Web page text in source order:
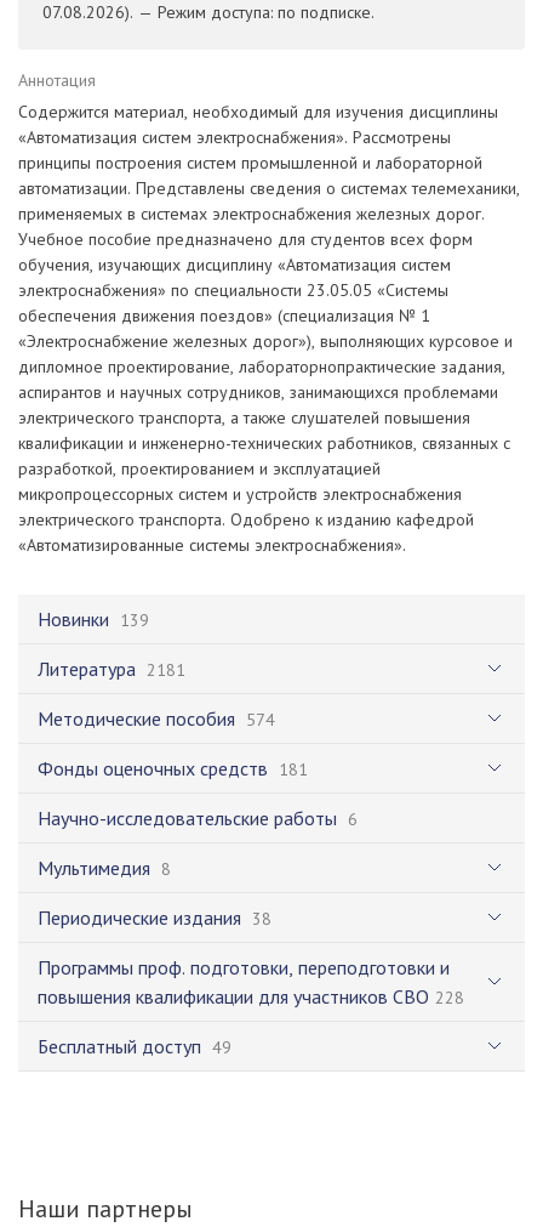
Новинки 139
Литература 2181
Методические пособия 574
Фонды оценочных средств 181
Научно-исследовательские работы 6
Мультимедия 8
Периодические издания 38
Программы проф. подготовки, переподготовки и
повышения квалификации для участников СВО 228
Бесплатный доступ 49
07.08.2026). — Режим доступа: по подписке.
Аннотация
Содержится материал, необходимый для изучения дисциплины
«Автоматизация систем электроснабжения». Рассмотрены
принципы построения систем промышленной и лабораторной
автоматизации. Представлены сведения о системах телемеханики,
применяемых в системах электроснабжения железных дорог.
Учебное пособие предназначено для студентов всех форм
обучения, изучающих дисциплину «Автоматизация систем
электроснабжения» по специальности 23.05.05 «Системы
обеспечения движения поездов» (специализация № 1
«Электроснабжение железных дорог»), выполняющих курсовое и
дипломное проектирование, лабораторнопрактические задания,
аспирантов и научных сотрудников, занимающихся проблемами
электрического транспорта, а также слушателей повышения
квалификации и инженерно-технических работников, связанных с
разработкой, проектированием и эксплуатацией
микропроцессорных систем и устройств электроснабжения
электрического транспорта. Одобрено к изданию кафедрой
«Автоматизированные системы электроснабжения».
Наши партнеры